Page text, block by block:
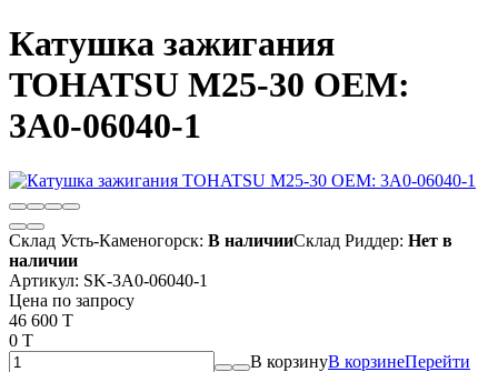
Катушка зажигания
TOHATSU M25-30 OEM:
3A0-06040-1
Склад Усть-Каменогорск: В наличииСклад Риддер: Нет в
наличии
Артикул: SK-3A0-06040-1
Цена по запросу
46 600 T
0 T
В корзинуВ корзинеПерейти